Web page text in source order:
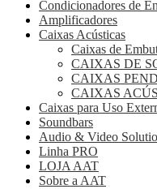
Condicionadores de
Amplificadores
Caixas Acústicas
Caixas de
CAIXAS DE
CAIXAS
CAIXAS
Caixas para Uso
Soundbars
Audio & Video
Linha PRO
LOJA AAT
Sobre a AAT